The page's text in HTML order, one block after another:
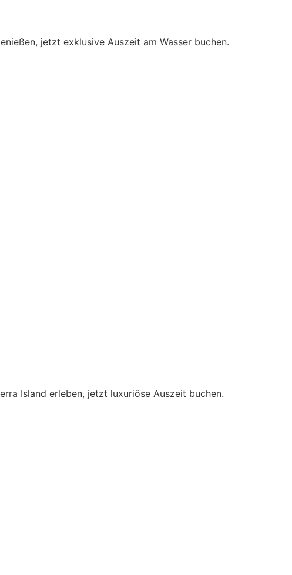
jetzt exklusive Auszeit am Wasser buchen.
Island erleben, jetzt luxuriöse Auszeit buchen.